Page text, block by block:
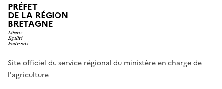
PRÉFET
DE LA RÉGION
BRETAGNE
Site officiel du service régional du ministère en charge de
l'agriculture